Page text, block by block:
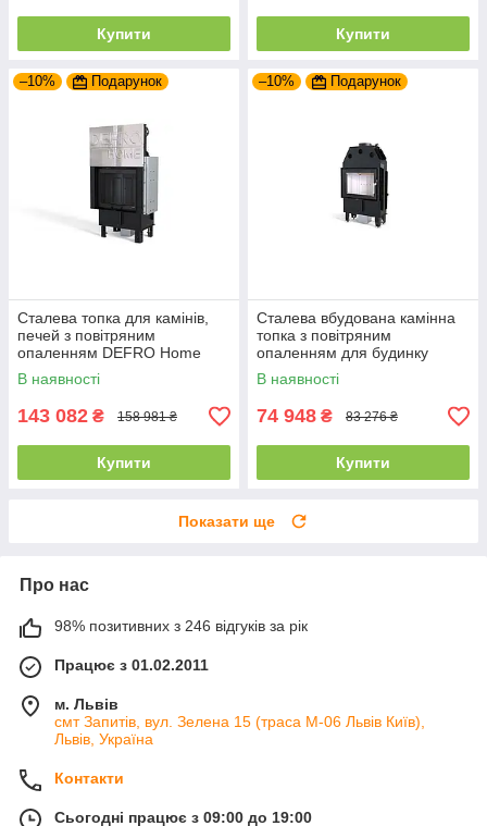
Купити Купити
–10% Подарунок
Сталева топка для камінів,
печей з повітряним
опаленням DEFRO Home
INTRA SM G (чорний шамот)
з гільйотиною
В наявності
143 082 ₴ 158 981 ₴
Купити
–10% Подарунок
Сталева вбудована камінна
топка з повітряним
опаленням для будинку
DEFRO HOME INTRA SLIM
SM (6 кВт)
В наявності
74 948 ₴ 83 276 ₴
Купити
Показати ще
Про нас
98% позитивних з 246 відгуків за рік
Працює з 01.02.2011
м. Львів
смт Запитів, вул. Зелена 15 (траса М-06 Львів Київ),
Львів, Україна
Контакти
Сьогодні працює з 09:00 до 19:00